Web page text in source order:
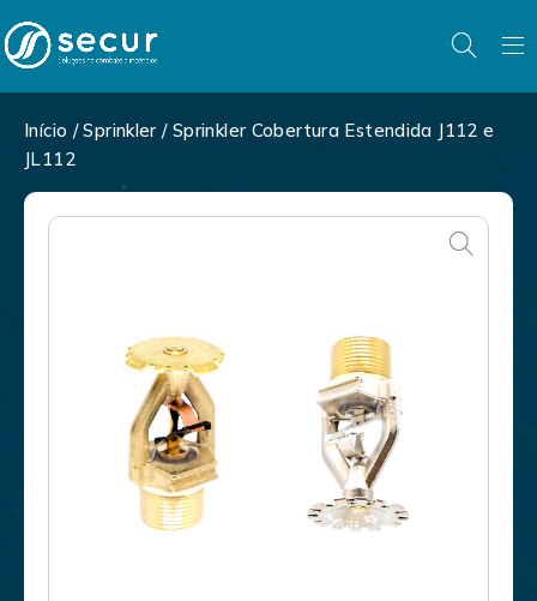
Início /Sprinkler / Sprinkler Cobertura Estendida J112 e
JL112